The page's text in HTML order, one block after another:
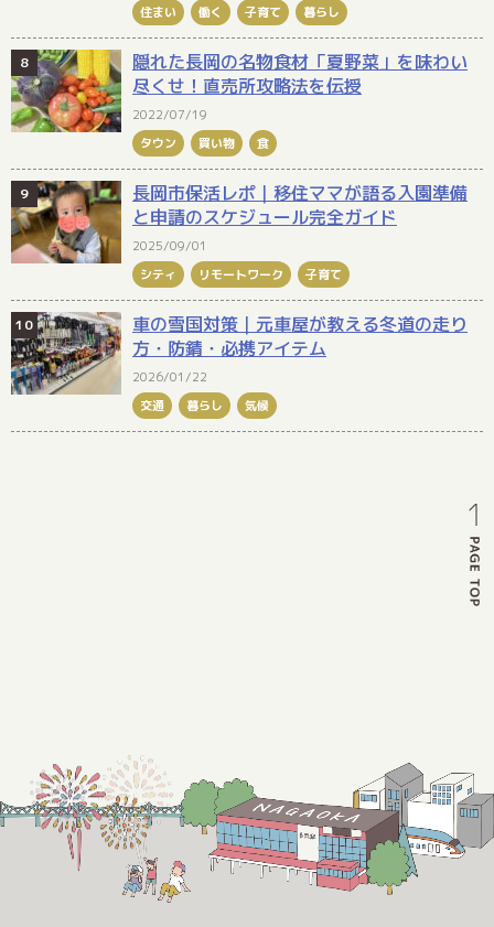
住まい
働く 子育て 暮らし
隠れた長岡の名物食材「夏野菜」を味わい
尽くせ！直売所攻略法を伝授
2022/07/19
タウン
買い物 食
長岡市保活レポ｜移住ママが語る入園準備
と申請のスケジュール完全ガイド
2025/09/01
シティ
リモートワーク 子育て
車の雪国対策｜元車屋が教える冬道の走り
方・防錆・必携アイテム
2026/01/22
交通
暮らし 気候